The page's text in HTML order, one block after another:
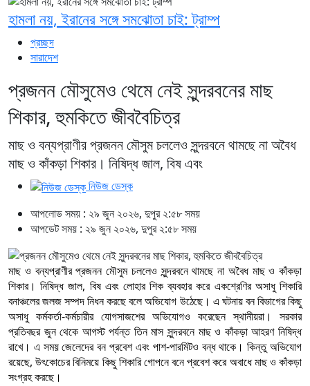
প্রচ্ছদ
সারাদেশ
প্রজনন মৌসুমেও থেমে নেই সুন্দরবনের মাছ
শিকার, হুমকিতে জীববৈচিত্র
মাছ ও বন্যপ্রাণীর প্রজনন মৌসুম চললেও সুন্দরবনে থামছে না অবৈধ
মাছ ও কাঁকড়া শিকার। নিষিদ্ধ জাল, বিষ এবং
নিউজ ডেস্ক
আপলোড সময় : ২৯ জুন ২০২৬, দুপুর ২:৫৮ সময়
আপডেট সময় : ২৯ জুন ২০২৬, দুপুর ২:৫৮ সময়
মাছ ও বন্যপ্রাণীর প্রজনন মৌসুম চললেও সুন্দরবনে থামছে না অবৈধ মাছ ও কাঁকড়া
শিকার। নিষিদ্ধ জাল, বিষ এবং লোহার শিক ব্যবহার করে একশ্রেণির অসাধু শিকারি
বনাঞ্চলের জলজ সম্পদ নিধন করছে বলে অভিযোগ উঠেছে। এ ঘটনায় বন বিভাগের কিছু
অসাধু কর্মকর্তা-কর্মচারীর যোগসাজশের অভিযোগও করেছেন স্থানীয়রা। সরকার
প্রতিবছর জুন থেকে আগস্ট পর্যন্ত তিন মাস সুন্দরবনে মাছ ও কাঁকড়া আহরণ নিষিদ্ধ
রাখে। এ সময় জেলেদের বন প্রবেশ এবং পাশ-পারমিটও বন্ধ থাকে। কিন্তু অভিযোগ
রয়েছে, উৎকোচের বিনিময়ে কিছু শিকারি গোপনে বনে প্রবেশ করে অবাধে মাছ ও কাঁকড়া
সংগ্রহ করছে।
হামলা নয়, ইরানের সঙ্গে সমঝোতা চাই: ট্রাম্প